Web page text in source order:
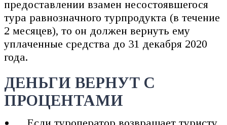
предоставлении взамен несостоявшегося
тура равнозначного турпродукта (в течение
2 месяцев), то он должен вернуть ему
уплаченные средства до 31 декабря 2020
года.
ДЕНЬГИ ВЕРНУТ С
ПРОЦЕНТАМИ